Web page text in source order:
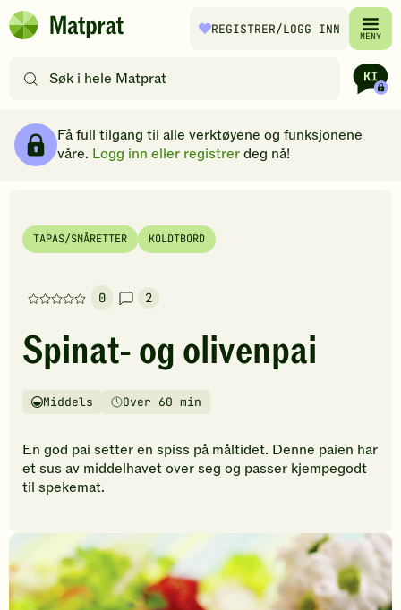
Hopp til hovedinnhold
Matprat
REGISTRER/LOGG INN MENY
etter
filtre
Få full tilgang til alle verktøyene og funksjonene
våre. Logg inn eller registrerdeg nå!
TAPAS/SMÅRETTER KOLDTBORD
0
Denne
har
foreløpig
vurderinger.
den
første
til
denne
oppskriften.
2
Spinat- og olivenpai
Vanskelighetsgrad
Middels
TilberedningstidOver 60 min
En god pai setter en spiss på måltidet. Denne paien har
et sus av middelhavet over seg og passer kjempegodt
til spekemat.